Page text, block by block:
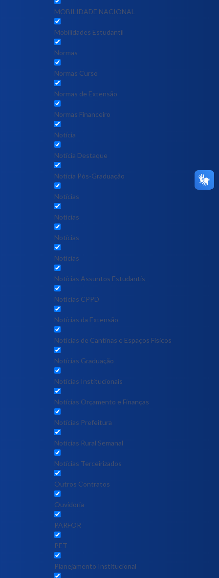
MOBILIDADE NACIONAL
Mobilidades Estudantil
Normas
Normas Curso
Normas de Extensão
Normas Financeiro
Notícia
Notícia Destaque
Noticia Pós-Graduação
Notícias
Notícias
Notícias
Notícias
Notícias Assuntos Estudantis
Notícias CPPD
Notícias da Extensão
Notícias de Cantinas e Espaços Físicos
Notícias Graduação
Notícias Institucionais
Notícias Orçamento e Finanças
Notícias Prefeitura
Notícias Rural Semanal
Notícias Terceirizados
Outros Contratos
Ouvidoria
PARFOR
PET
Planejamento Institucional